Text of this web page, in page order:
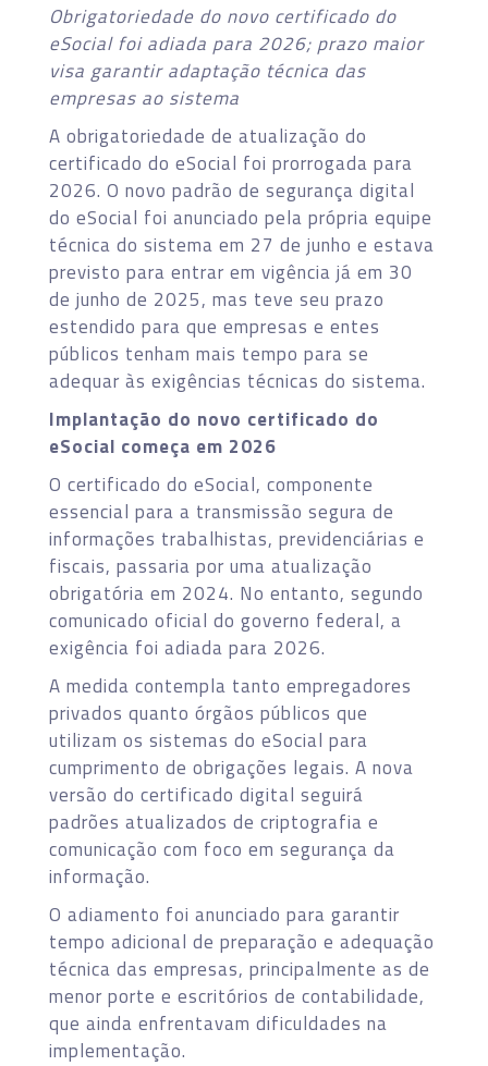
Obrigatoriedade do novo certificado do
eSocial foi adiada para 2026; prazo maior
visa garantir adaptação técnica das
empresas ao sistema
A obrigatoriedade de atualização do
certificado do eSocial foi prorrogada para
2026. O novo padrão de segurança digital
do eSocial foi anunciado pela própria equipe
técnica do sistema em 27 de junho e estava
previsto para entrar em vigência já em 30
de junho de 2025, mas teve seu prazo
estendido para que empresas e entes
públicos tenham mais tempo para se
adequar às exigências técnicas do sistema.
Implantação do novo certificado do
eSocial começa em 2026
O certificado do eSocial, componente
essencial para a transmissão segura de
informações trabalhistas, previdenciárias e
fiscais, passaria por uma atualização
obrigatória em 2024. No entanto, segundo
comunicado oficial do governo federal, a
exigência foi adiada para 2026.
A medida contempla tanto empregadores
privados quanto órgãos públicos que
utilizam os sistemas do eSocial para
cumprimento de obrigações legais. A nova
versão do certificado digital seguirá
padrões atualizados de criptografia e
comunicação com foco em segurança da
informação.
O adiamento foi anunciado para garantir
tempo adicional de preparação e adequação
técnica das empresas, principalmente as de
menor porte e escritórios de contabilidade,
que ainda enfrentavam dificuldades na
implementação.